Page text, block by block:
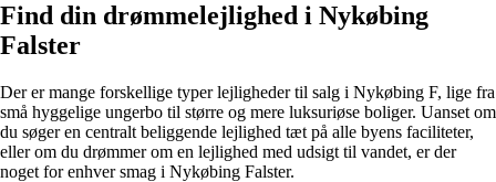
Find din drømmelejlighed i Nykøbing
Falster
Der er mange forskellige typer lejligheder til salg i Nykøbing F, lige fra
små hyggelige ungerbo til større og mere luksuriøse boliger. Uanset om
du søger en centralt beliggende lejlighed tæt på alle byens faciliteter,
eller om du drømmer om en lejlighed med udsigt til vandet, er der
noget for enhver smag i Nykøbing Falster.